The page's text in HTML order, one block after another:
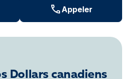
Appeler
Dollars canadiens